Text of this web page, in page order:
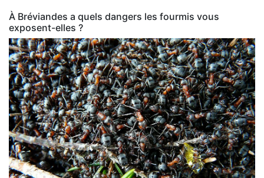
À Bréviandes a quels dangers les fourmis vous
exposent-elles ?